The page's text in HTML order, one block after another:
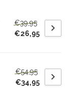
€39,95
€26,95
€54,95
€34,95